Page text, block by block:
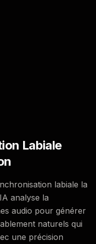
Labiale
labiale la
analyse la
audio pour générer
naturels qui
une précision